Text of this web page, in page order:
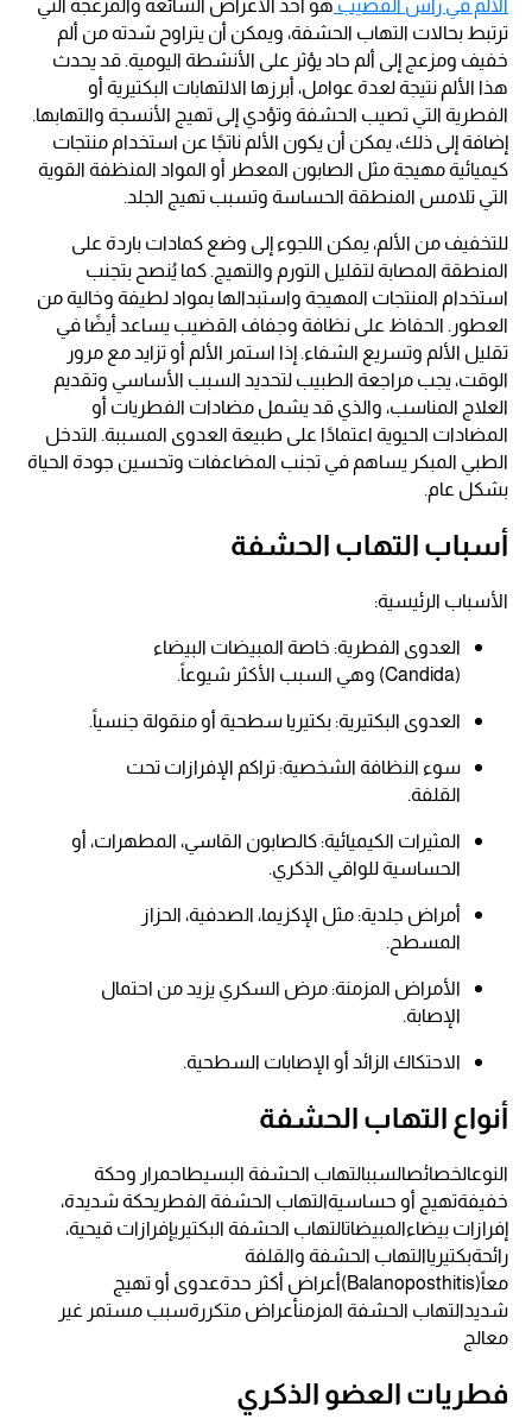
الألم في رأس القضيب هو أحد الأعراض الشائعة والمزعجة التي
ترتبط بحالات التهاب الحشفة، ويمكن أن يتراوح شدته من ألم
خفيف ومزعج إلى ألم حاد يؤثر على الأنشطة اليومية. قد يحدث
هذا الألم نتيجة لعدة عوامل، أبرزها الالتهابات البكتيرية أو
الفطرية التي تصيب الحشفة وتؤدي إلى تهيج الأنسجة والتهابها.
إضافة إلى ذلك، يمكن أن يكون الألم ناتجًا عن استخدام منتجات
كيميائية مهيجة مثل الصابون المعطر أو المواد المنظفة القوية
التي تلامس المنطقة الحساسة وتسبب تهيج الجلد.
للتخفيف من الألم، يمكن اللجوء إلى وضع كمادات باردة على
المنطقة المصابة لتقليل التورم والتهيج. كما يُنصح بتجنب
استخدام المنتجات المهيجة واستبدالها بمواد لطيفة وخالية من
العطور. الحفاظ على نظافة وجفاف القضيب يساعد أيضًا في
تقليل الألم وتسريع الشفاء. إذا استمر الألم أو تزايد مع مرور
الوقت، يجب مراجعة الطبيب لتحديد السبب الأساسي وتقديم
العلاج المناسب، والذي قد يشمل مضادات الفطريات أو
المضادات الحيوية اعتمادًا على طبيعة العدوى المسببة. التدخل
الطبي المبكر يساهم في تجنب المضاعفات وتحسين جودة الحياة
بشكل عام.
أسباب التهاب الحشفة
الأسباب الرئيسية:
العدوى الفطرية: خاصة المبيضات البيضاء
(Candida) وهي السبب الأكثر شيوعاً.
العدوى البكتيرية: بكتيريا سطحية أو منقولة جنسياً.
سوء النظافة الشخصية: تراكم الإفرازات تحت
القلفة.
المثيرات الكيميائية: كالصابون القاسي، المطهرات، أو
الحساسية للواقي الذكري.​
أمراض جلدية: مثل الإكزيما، الصدفية، الحزاز
المسطح.
الأمراض المزمنة: مرض السكري يزيد من احتمال
الإصابة.
الاحتكاك الزائد أو الإصابات السطحية.
أنواع التهاب الحشفة
النوعالخصائصالسببالتهاب الحشفة البسيطاحمرار وحكة
خفيفةتهيج أو حساسيةالتهاب الحشفة الفطريحكة شديدة،
إفرازات بيضاءالمبيضاتالتهاب الحشفة البكتيريإفرازات قيحية،
رائحةبكتيرياالتهاب الحشفة والقلفة
معاً(Balanoposthitis)أعراض أكثر حدةعدوى أو تهيج
شديدالتهاب الحشفة المزمنأعراض متكررةسبب مستمر غير
معالج
فطريات العضو الذكري